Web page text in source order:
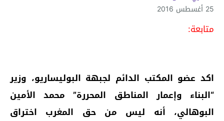
25 أغسطس 2016
متابعة:
اكد عضو المكتب الدائم لجبهة البوليساريو، وزير
“البناء وإعمار المناطق المحررة” محمد الأمين
البوهالي، أنه ليس من حق المغرب اختراق